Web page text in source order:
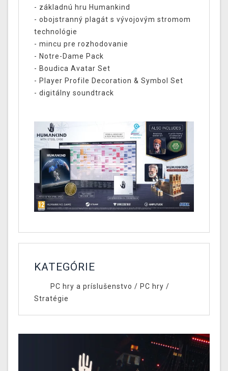
- základnú hru Humankind
- obojstranný plagát s vývojovým stromom
technológie
- mincu pre rozhodovanie
- Notre-Dame Pack
- Boudica Avatar Set
- Player Profile Decoration & Symbol Set
- digitálny soundtrack
KATEGÓRIE
PC hry a príslušenstvo / PC hry /
Stratégie